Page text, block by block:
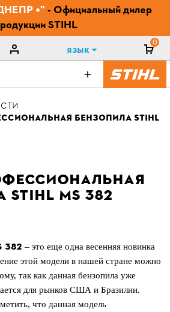
+" - Официальный дилер
STIHL
Язык
0
БЕНЗОПИЛА STIHL
MS 382
382 – это еще одна весенняя новинка
этой модели в нашей стране можно
так как данная бензопила уже
для рынков США и Бразилии.
что данная модель